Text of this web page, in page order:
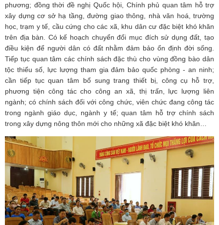
phương; đồng thời đề nghị Quốc hội, Chính phủ quan tâm hỗ trợ
xây dựng cơ sở hạ tầng, đường giao thông, nhà văn hoá, trường
học, trạm y tế, cầu cứng cho các xã, khu dân cư đặc biệt khó khăn
trên địa bàn. Có kế hoạch chuyển đổi mục đích sử dụng đất, tạo
điều kiện để người dân có đất nhằm đảm bảo ổn định đời sống.
Tiếp tục quan tâm các chính sách đặc thù cho vùng đồng bào dân
tộc thiểu số, lực lượng tham gia đảm bảo quốc phòng - an ninh;
cần tiếp tục quan tâm bổ sung trang thiết bị, công cụ hỗ trợ,
phương tiện công tác cho công an xã, thị trấn, lực lượng liên
ngành; có chính sách đối với công chức, viên chức đang công tác
trong ngành giáo dục, ngành y tế; quan tâm hỗ trợ chính sách
trong xây dựng nông thôn mới cho những xã đặc biệt khó khăn…